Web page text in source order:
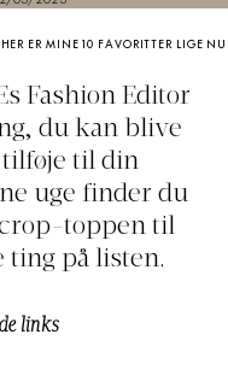
ER MINE 10 FAVORITTER LIGE NU
Fashion Editor
du kan blive
til din
uge finder du
toppen til
ting på listen.
links